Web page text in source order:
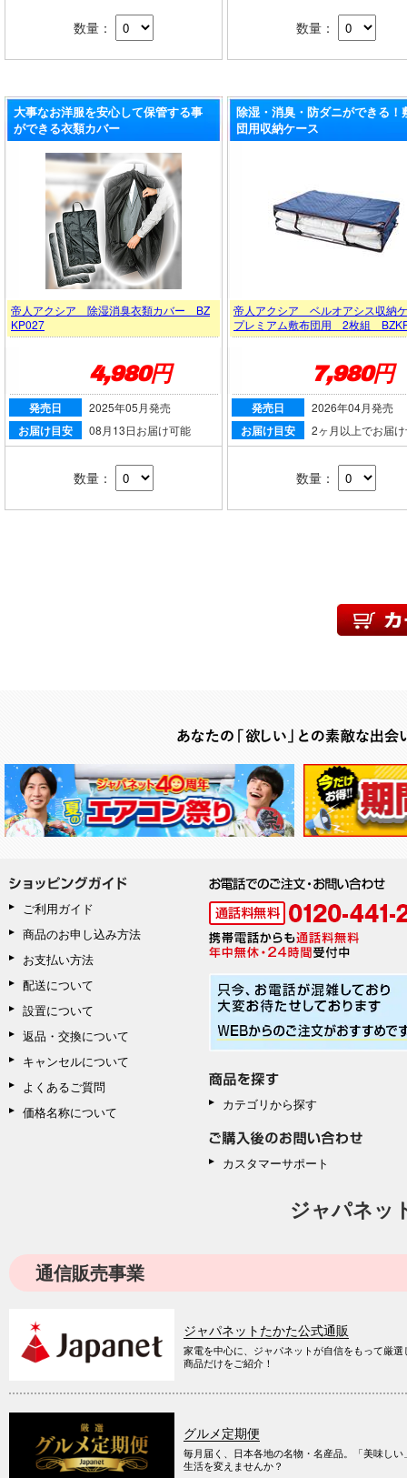
数量： 数量：
大事なお洋服を安心して保管する事
ができる衣類カバー
除湿・消臭・防ダニができる！
団用収納ケース
帝人アクシア 除湿消臭衣類カバー BZ
KP027
帝人アクシア ベルオアシス収納
プレミアム敷布団用 2枚組
4,980円 7,980円
発売日 2025年05月発売
お届け目安 08月13日お届け可能
発売日 2026年04月発売
お届け目安 2ヶ月以上でお届
数量： 数量：
ご利用ガイド
商品のお申し込み方法
お支払い方法
配送について
設置について
返品・交換について
キャンセルについて
よくあるご質問
価格名称について
カテゴリから探す
カスタマーサポート
ジャパネッ
通信販売事業
ジャパネットたかた公式通販
家電を中心に、ジャパネットが自信をもって厳選
商品だけをご紹介！
グルメ定期便
毎月届く、日本各地の名物・名産品。「美味しい
生活を変えませんか？